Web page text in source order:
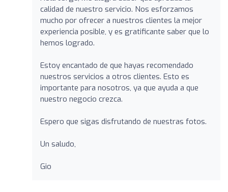
calidad de nuestro servicio. Nos esforzamos
mucho por ofrecer a nuestros clientes la mejor
experiencia posible, y es gratificante saber que lo
hemos logrado.
Estoy encantado de que hayas recomendado
nuestros servicios a otros clientes. Esto es
importante para nosotros, ya que ayuda a que
nuestro negocio crezca.
Espero que sigas disfrutando de nuestras fotos.
Un saludo,
Gio